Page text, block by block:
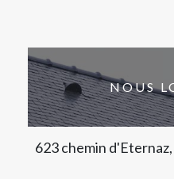
NOUS
623 chemin